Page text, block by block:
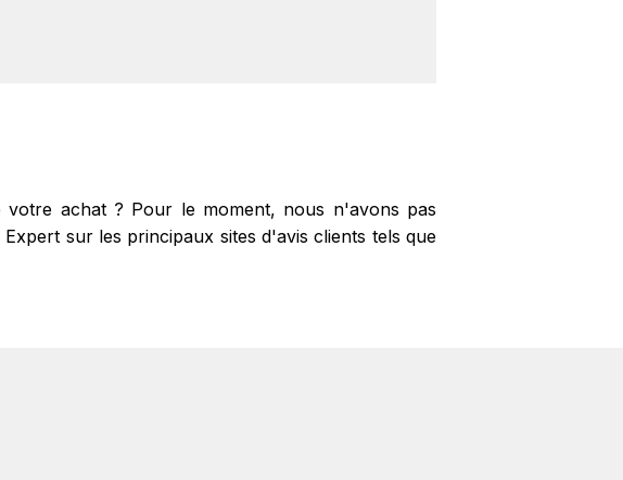
achat ? Pour le moment, nous n'avons pas
sur les principaux sites d'avis clients tels que